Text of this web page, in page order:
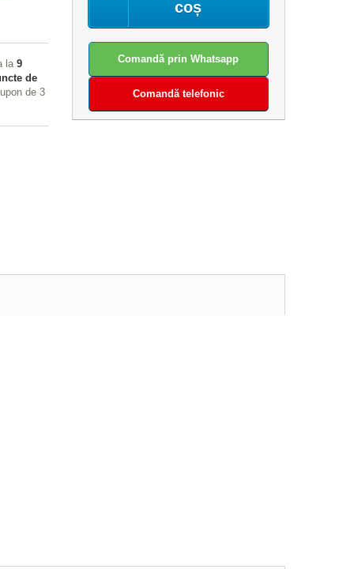
la 9
de
de 3
coș
Comandă prin Whatsapp
Comandă telefonic